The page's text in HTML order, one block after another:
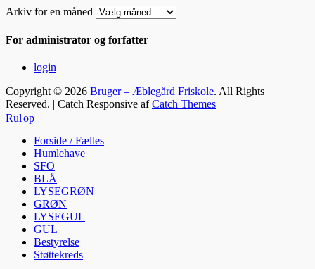
Arkiv for en måned
For administrator og forfatter
login
Copyright © 2026 Bruger – Æblegård Friskole. All Rights
Reserved. | Catch Responsive afCatch Themes
Rul op
Forside / Fælles
Humlehave
SFO
BLÅ
LYSEGRØN
GRØN
LYSEGUL
GUL
Bestyrelse
Støttekreds